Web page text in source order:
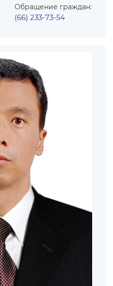
Обращение граждан:
(66) 233-73-54